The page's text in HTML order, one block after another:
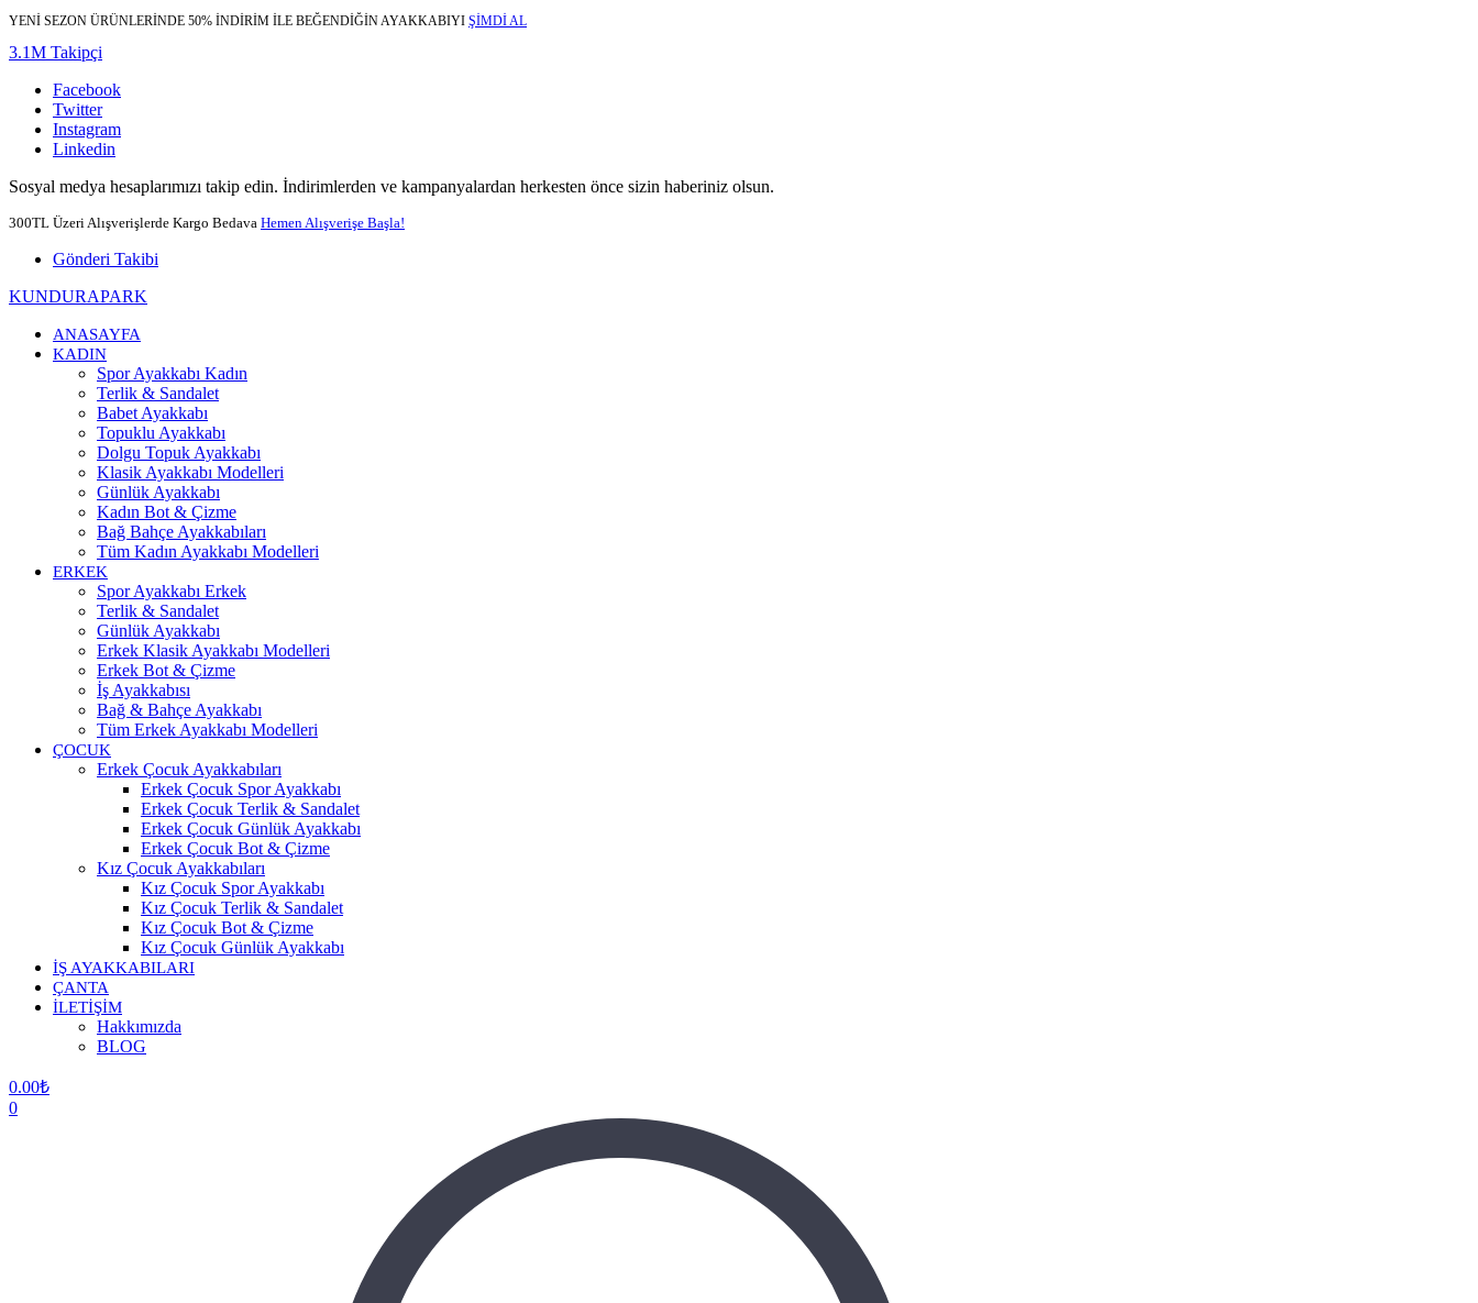
YENİ SEZON ÜRÜNLERİNDE 50% İNDİRİM İLE BEĞENDİĞİN AYAKKABIYI ŞİMDİ AL
3.1M Takipçi
Facebook
Twitter
Instagram
Linkedin
Sosyal medya hesaplarımızı takip edin. İndirimlerden ve kampanyalardan herkesten önce sizin haberiniz olsun.
300TL Üzeri Alışverişlerde Kargo Bedava Hemen Alışverişe Başla!
Gönderi Takibi
KUNDURAPARK
ANASAYFA
KADIN
Spor Ayakkabı Kadın
Terlik & Sandalet
Babet Ayakkabı
Topuklu Ayakkabı
Dolgu Topuk Ayakkabı
Klasik Ayakkabı Modelleri
Günlük Ayakkabı
Kadın Bot & Çizme
Bağ Bahçe Ayakkabıları
Tüm Kadın Ayakkabı Modelleri
ERKEK
Spor Ayakkabı Erkek
Terlik & Sandalet
Günlük Ayakkabı
Erkek Klasik Ayakkabı Modelleri
Erkek Bot & Çizme
İş Ayakkabısı
Bağ & Bahçe Ayakkabı
Tüm Erkek Ayakkabı Modelleri
ÇOCUK
Erkek Çocuk Ayakkabıları
Erkek Çocuk Spor Ayakkabı
Erkek Çocuk Terlik & Sandalet
Erkek Çocuk Günlük Ayakkabı
Erkek Çocuk Bot & Çizme
Kız Çocuk Ayakkabıları
Kız Çocuk Spor Ayakkabı
Kız Çocuk Terlik & Sandalet
Kız Çocuk Bot & Çizme
Kız Çocuk Günlük Ayakkabı
İŞ AYAKKABILARI
ÇANTA
İLETİŞİM
Hakkımızda
BLOG
0.00₺
0